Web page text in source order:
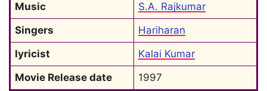
Music
S.A. Rajkumar
Singers
Hariharan
lyricist
Kalai Kumar
Movie Release date
1997